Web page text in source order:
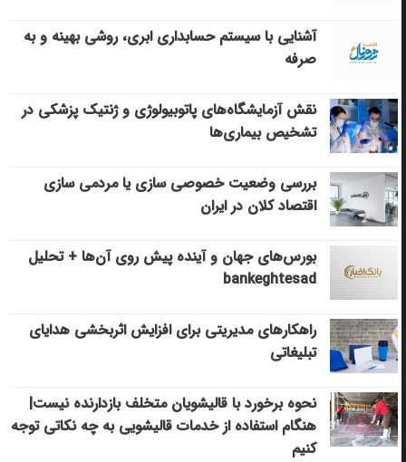
آشنایی با سیستم حسابداری ابری، روشی بهینه و به
صرفه
نقش آزمایشگاه‌های پاتوبیولوژی و ژنتیک پزشکی در
تشخیص بیماری‌ها
بررسی وضعیت خصوصی سازی یا مردمی سازی
اقتصاد کلان در ایران
بورس‌های جهان و آینده پیش روی آن‌ها + تحلیل
bankeghtesad
راهکارهای مدیریتی برای افزایش اثربخشی هدایای
تبلیغاتی
نحوه برخورد با قالیشویان متخلف بازدارنده نیست|
هنگام استفاده از خدمات قالیشویی به چه نکاتی توجه
کنیم